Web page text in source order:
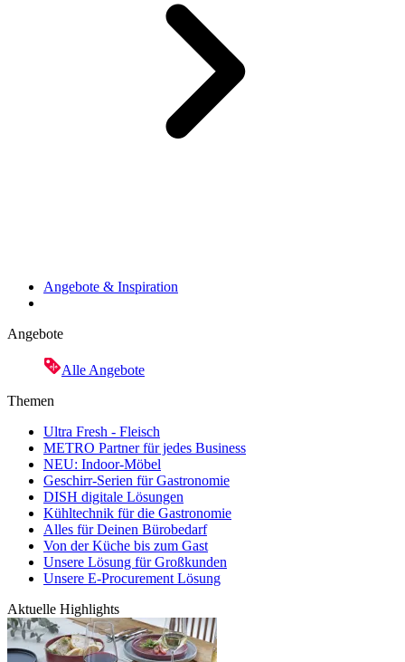
Angebote & Inspiration
Angebote
Alle Angebote
Themen
Ultra Fresh - Fleisch
METRO Partner für jedes Business
NEU: Indoor-Möbel
Geschirr-Serien für Gastronomie
DISH digitale Lösungen
Kühltechnik für die Gastronomie
Alles für Deinen Bürobedarf
Von der Küche bis zum Gast
Unsere Lösung für Großkunden
Unsere E-Procurement Lösung
Aktuelle Highlights